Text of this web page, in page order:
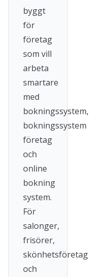
byggt
för
företag
som vill
arbeta
smartare
med
bokningssystem,
bokningssystem
företag
och
online
bokning
system.
För
salonger,
frisörer,
skönhetsföretag
och